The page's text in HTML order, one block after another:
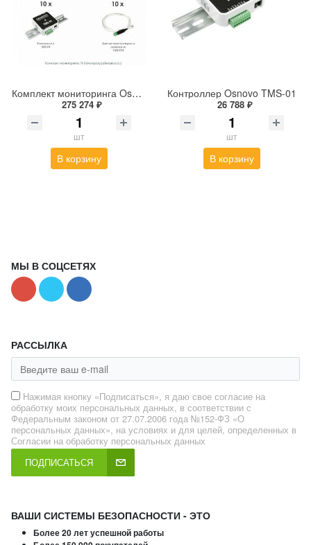
Комплект мониторинга Osnovo 10
275 274 ₽
шт
В корзину
Контроллер Osnovo TMS-01
26 788 ₽
шт
В корзину
МЫ В СОЦСЕТЯХ
РАССЫЛКА
Нажимая кнопку «Подписаться», я даю свое согласие на
обработку моих персональных данных, в соответствии с
Федеральным законом от 27.07.2006 года №152-ФЗ «О
персональных данных», на условиях и для целей, определенных в
Согласии на обработку персональных данных
ПОДПИСАТЬСЯ
ВАШИ СИСТЕМЫ БЕЗОПАСНОСТИ - ЭТО
Более 20 лет успешной работы